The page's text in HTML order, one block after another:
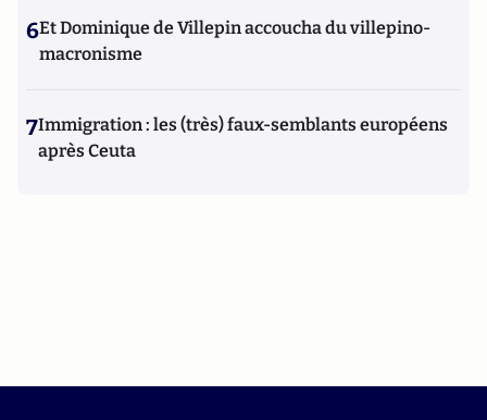
6Et Dominique de Villepin accoucha du villepino-
macronisme
7Immigration : les (très) faux-semblants européens
après Ceuta